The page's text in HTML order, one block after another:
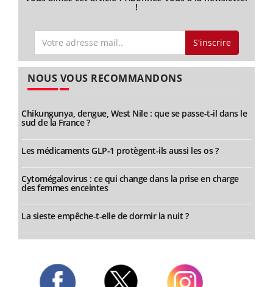
!
S'inscrire
NOUS VOUS RECOMMANDONS
Chikungunya, dengue, West Nile : que se passe-t-il dans le
sud de la France ?
Les médicaments GLP-1 protègent-ils aussi les os ?
Cytomégalovirus : ce qui change dans la prise en charge
des femmes enceintes
La sieste empêche-t-elle de dormir la nuit ?